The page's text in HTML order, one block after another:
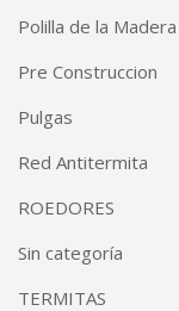
Polilla de la Madera
Pre Construccion
Pulgas
Red Antitermita
ROEDORES
Sin categoría
TERMITAS